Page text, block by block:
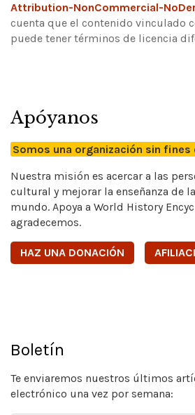
Attribution-NonCommercial-
cuenta que el contenido vinculado
puede tener términos de licencia
Apóyanos
Somos una organización sin fines
Nuestra misión es acercar a las
cultural y mejorar la enseñanza de
mundo. Apoya a World History
agradecemos.
HAZ UNA DONACIÓN
Boletín
Te enviaremos nuestros últimos
electrónico una vez por semana: